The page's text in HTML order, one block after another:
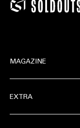
MAGAZINE
EXTRA